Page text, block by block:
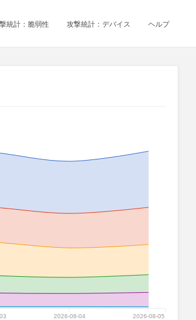
統計：脆弱性 攻撃統計：デバイス ヘルプ
2026-08-04 2026-08-05